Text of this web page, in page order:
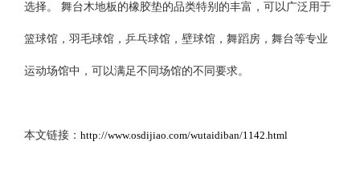
选择。 舞台木地板的橡胶垫的品类特别的丰富，可以广泛用于
篮球馆，羽毛球馆，乒乓球馆，壁球馆，舞蹈房，舞台等专业
运动场馆中，可以满足不同场馆的不同要求。
本文链接：http://www.osdijiao.com/wutaidiban/1142.html